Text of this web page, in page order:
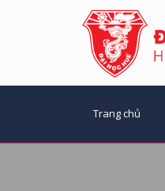
Trang chủ